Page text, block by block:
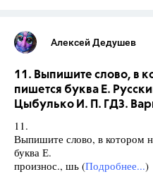
Алексей Дедушев
11. Выпишите слово, в
пишется буква Е.
Цыбулько И. П. ГДЗ.
11.
Выпишите слово, в котором
буква Е.
произнос., шь (Подробнее...)